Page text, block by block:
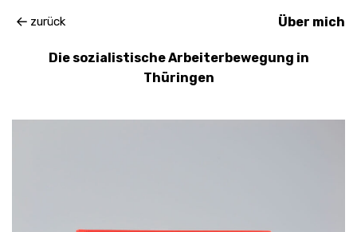
zurück Über mich
Die sozialistische Arbeiterbewegung in
Thüringen